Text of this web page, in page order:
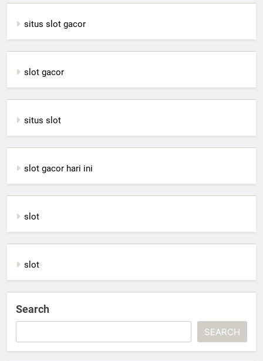
situs slot gacor
slot gacor
situs slot
slot gacor hari ini
slot
slot
Search
SEARCH